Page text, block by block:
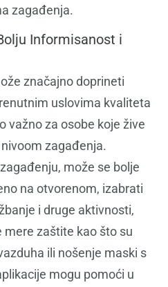
zagađenja.
Informisanost i
značajno doprineti
uslovima kvaliteta
važno za osobe koje žive
zagađenja.
može se bolje
na otvorenom, izabrati
i druge aktivnosti,
mere zaštite kao što su
ili nošenje maski s
mogu pomoći u